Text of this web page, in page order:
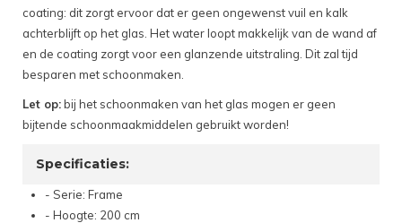
coating: dit zorgt ervoor dat er geen ongewenst vuil en kalk
achterblijft op het glas. Het water loopt makkelijk van de wand af
en de coating zorgt voor een glanzende uitstraling. Dit zal tijd
besparen met schoonmaken.
Let op:bij het schoonmaken van het glas mogen er geen
bijtende schoonmaakmiddelen gebruikt worden!
Specificaties:
- Serie: Frame
- Hoogte: 200 cm